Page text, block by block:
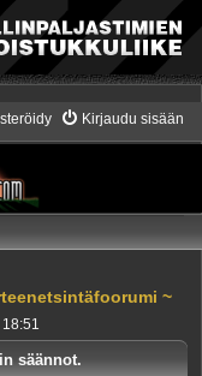
Kirjaudu sisään
~
säännot.